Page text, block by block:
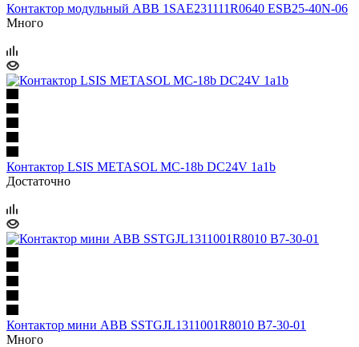
Контактор модульный ABB 1SAE231111R0640 ESB25-40N-06
Много
Контактор LSIS METASOL MC-18b DC24V 1a1b
Достаточно
Контактор мини ABB SSTGJL1311001R8010 B7-30-01
Много